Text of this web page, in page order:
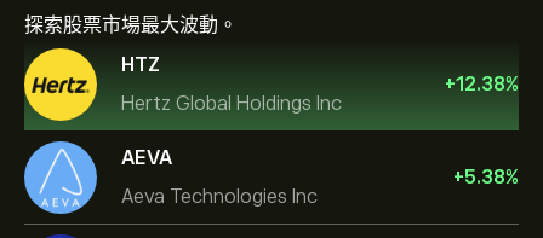
探索股票市場最大波動。
HTZ
Hertz Global Holdings Inc
+12.38%
AEVA
Aeva Technologies Inc
+5.38%